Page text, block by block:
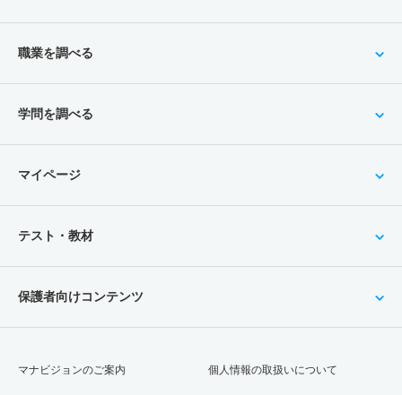
職業を調べる
学問を調べる
マイページ
テスト・教材
保護者向けコンテンツ
マナビジョンのご案内 個人情報の取扱いについて